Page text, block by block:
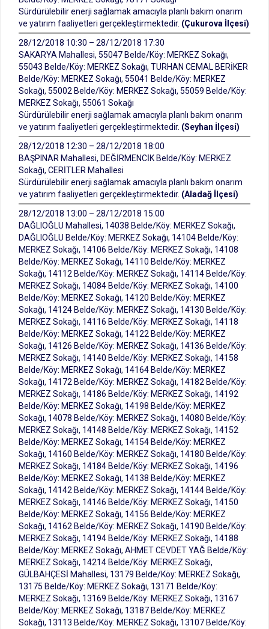
Sürdürülebilir enerji sağlamak amacıyla planlı bakım onarım
ve yatırım faaliyetleri gerçekleştirmektedir. (Çukurova İlçesi)
28/12/2018 10:30 – 28/12/2018 17:30
SAKARYA Mahallesi, 55047 Belde/Köy: MERKEZ Sokağı,
55043 Belde/Köy: MERKEZ Sokağı, TURHAN CEMAL BERİKER
Belde/Köy: MERKEZ Sokağı, 55041 Belde/Köy: MERKEZ
Sokağı, 55002 Belde/Köy: MERKEZ Sokağı, 55059 Belde/Köy:
MERKEZ Sokağı, 55061 Sokağı
Sürdürülebilir enerji sağlamak amacıyla planlı bakım onarım
ve yatırım faaliyetleri gerçekleştirmektedir. (Seyhan İlçesi)
28/12/2018 12:30 – 28/12/2018 18:00
BAŞPINAR Mahallesi, DEĞİRMENCİK Belde/Köy: MERKEZ
Sokağı, CERİTLER Mahallesi
Sürdürülebilir enerji sağlamak amacıyla planlı bakım onarım
ve yatırım faaliyetleri gerçekleştirmektedir. (Aladağ İlçesi)
28/12/2018 13:00 – 28/12/2018 15:00
DAĞLIOĞLU Mahallesi, 14038 Belde/Köy: MERKEZ Sokağı,
DAĞLIOĞLU Belde/Köy: MERKEZ Sokağı, 14104 Belde/Köy:
MERKEZ Sokağı, 14106 Belde/Köy: MERKEZ Sokağı, 14108
Belde/Köy: MERKEZ Sokağı, 14110 Belde/Köy: MERKEZ
Sokağı, 14112 Belde/Köy: MERKEZ Sokağı, 14114 Belde/Köy:
MERKEZ Sokağı, 14084 Belde/Köy: MERKEZ Sokağı, 14100
Belde/Köy: MERKEZ Sokağı, 14120 Belde/Köy: MERKEZ
Sokağı, 14124 Belde/Köy: MERKEZ Sokağı, 14130 Belde/Köy:
MERKEZ Sokağı, 14116 Belde/Köy: MERKEZ Sokağı, 14118
Belde/Köy: MERKEZ Sokağı, 14122 Belde/Köy: MERKEZ
Sokağı, 14126 Belde/Köy: MERKEZ Sokağı, 14136 Belde/Köy:
MERKEZ Sokağı, 14140 Belde/Köy: MERKEZ Sokağı, 14158
Belde/Köy: MERKEZ Sokağı, 14164 Belde/Köy: MERKEZ
Sokağı, 14172 Belde/Köy: MERKEZ Sokağı, 14182 Belde/Köy:
MERKEZ Sokağı, 14186 Belde/Köy: MERKEZ Sokağı, 14192
Belde/Köy: MERKEZ Sokağı, 14198 Belde/Köy: MERKEZ
Sokağı, 14078 Belde/Köy: MERKEZ Sokağı, 14080 Belde/Köy:
MERKEZ Sokağı, 14148 Belde/Köy: MERKEZ Sokağı, 14152
Belde/Köy: MERKEZ Sokağı, 14154 Belde/Köy: MERKEZ
Sokağı, 14160 Belde/Köy: MERKEZ Sokağı, 14180 Belde/Köy:
MERKEZ Sokağı, 14184 Belde/Köy: MERKEZ Sokağı, 14196
Belde/Köy: MERKEZ Sokağı, 14138 Belde/Köy: MERKEZ
Sokağı, 14142 Belde/Köy: MERKEZ Sokağı, 14144 Belde/Köy:
MERKEZ Sokağı, 14146 Belde/Köy: MERKEZ Sokağı, 14150
Belde/Köy: MERKEZ Sokağı, 14156 Belde/Köy: MERKEZ
Sokağı, 14162 Belde/Köy: MERKEZ Sokağı, 14190 Belde/Köy:
MERKEZ Sokağı, 14194 Belde/Köy: MERKEZ Sokağı, 14188
Belde/Köy: MERKEZ Sokağı, AHMET CEVDET YAĞ Belde/Köy:
MERKEZ Sokağı, 14214 Belde/Köy: MERKEZ Sokağı,
GÜLBAHÇESİ Mahallesi, 13179 Belde/Köy: MERKEZ Sokağı,
13175 Belde/Köy: MERKEZ Sokağı, 13171 Belde/Köy:
MERKEZ Sokağı, 13169 Belde/Köy: MERKEZ Sokağı, 13167
Belde/Köy: MERKEZ Sokağı, 13187 Belde/Köy: MERKEZ
Sokağı, 13113 Belde/Köy: MERKEZ Sokağı, 13107 Belde/Köy: